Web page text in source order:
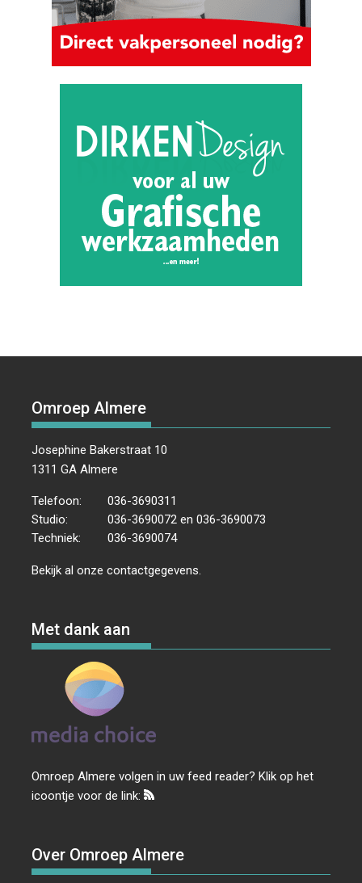
Omroep Almere
Josephine Bakerstraat 10
1311 GA Almere
Telefoon:
036-3690311
Studio:
036-3690072 en 036-3690073
Techniek:
036-3690074
Bekijk al onzecontactgegevens
Met dank aan
Omroep Almere volgen in uw feed reader? Klik op het
icoontje voor de link:
Over Omroep Almere